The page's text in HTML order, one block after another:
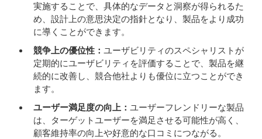
実施することで、具体的なデータと洞察が得られるた
め、設計上の意思決定の指針となり、製品をより成功
に導くことができます。
競争上の優位性：ユーザビリティのスペシャリストが
定期的にユーザビリティを評価することで、製品を継
続的に改善し、競合他社よりも優位に立つことができ
ます。
ユーザー満足度の向上：ユーザーフレンドリーな製品
は、ターゲットユーザーを満足させる可能性が高く、
顧客維持率の向上や好意的な口コミにつながる。